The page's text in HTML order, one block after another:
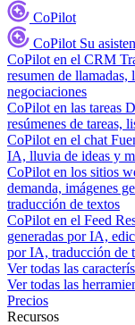
CoPilot
CoPilot Su
CoPilot en el CRM
resumen de llamadas,
negociaciones
CoPilot en las tareas
resúmenes de tareas,
CoPilot en el chat
IA, lluvia de ideas y
CoPilot en los sitios
demanda, imágenes
traducción de textos
CoPilot en el Feed
generadas por IA,
por IA, traducción de
Ver todas las
Ver todas las
Precios
Recursos